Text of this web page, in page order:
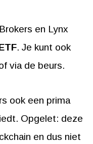
en Lynx
. Je kunt ook
via de beurs.
ook een prima
Opgelet: deze
en dus niet